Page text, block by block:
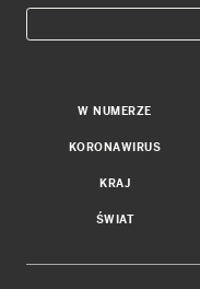
W NUMERZE
KORONAWIRUS
KRAJ
ŚWIAT